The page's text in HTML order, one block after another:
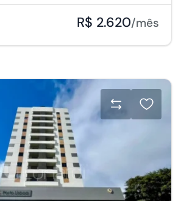
R$ 2.620/mês